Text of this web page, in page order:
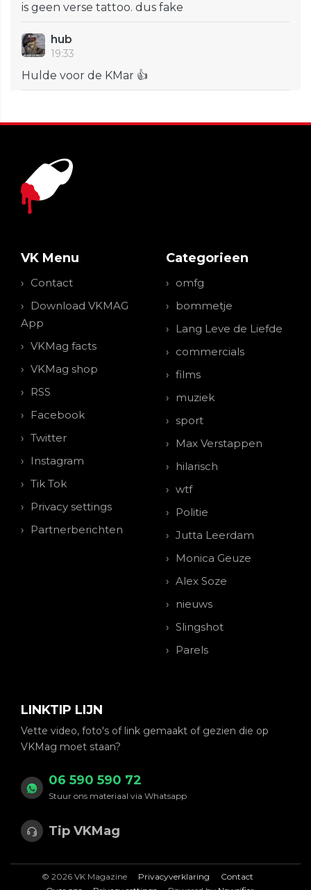
is geen verse tattoo. dus fake
hub
19:33
Hulde voor de KMar 👍
VK Menu
Contact
Download VKMAG
App
VKMag facts
VKMag shop
RSS
Facebook
Twitter
Instagram
Tik Tok
Privacy settings
Partnerberichten
Categorieen
omfg
bommetje
Lang Leve de Liefde
commercials
films
muziek
sport
Max Verstappen
hilarisch
wtf
Politie
Jutta Leerdam
Monica Geuze
Alex Soze
nieuws
Slingshot
Parels
LINKTIP LIJN
Vette video, foto's of link gemaakt of gezien die op
VKMag moet staan?
06 590 590 72
Stuur ons materiaal via Whatsapp
Tip VKMag
© 2026 VK Magazine Privacyverklaring
Contact